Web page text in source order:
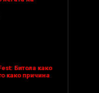
Битола како
како причина